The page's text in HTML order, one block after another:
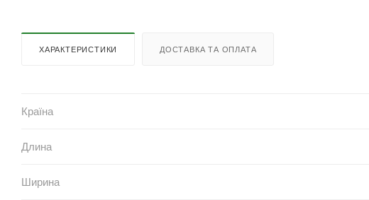
ХАРАКТЕРИСТИКИ ДОСТАВКА ТА ОПЛАТА
Країна
Длина
Ширина